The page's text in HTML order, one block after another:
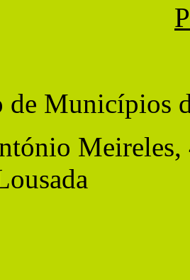
de Municípios
Meireles,